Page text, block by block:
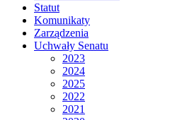
Statut
Komunikaty
Zarządzenia
Uchwały Senatu
2023
2024
2025
2022
2021